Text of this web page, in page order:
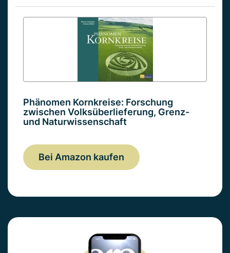
Phänomen Kornkreise: Forschung
zwischen Volksüberlieferung, Grenz-
und Naturwissenschaft
Bei Amazon kaufen